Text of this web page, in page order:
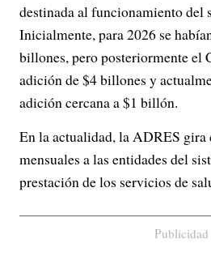
destinada al funcionamiento del
Inicialmente, para 2026 se
billones, pero posteriormente el
adición de $4 billones y
adición cercana a $1 billón.
En la actualidad, la ADRES gira
mensuales a las entidades del
prestación de los servicios de
Publicidad